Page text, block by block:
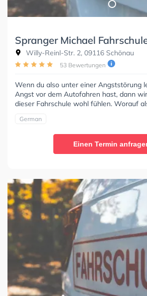
Spranger Michael
Willy-Reinl-Str. 2, 09116 Schönau
53 Bewertungen
Wenn du also unter einer Angststörung
Angst vor dem Autofahren hast, dann
dieser Fahrschule wohl fühlen. Worauf
German
Einen Termin